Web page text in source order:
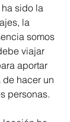
sido la
la
somos
viajar
aportar
de hacer un
personas.